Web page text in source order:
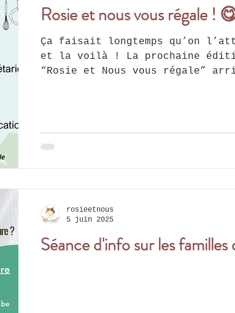
Rosie et nous vous régale !
Ça faisait longtemps qu’on
et la voilà ! La prochaine
“Rosie et Nous vous régale”
Préparé maison par
Laurence, et son copain Mateo. 🧺 Au menu
: au siège de l’ASBL à Lustin
Séance d'info sur les familles
rosieetnous
5 juin 2025